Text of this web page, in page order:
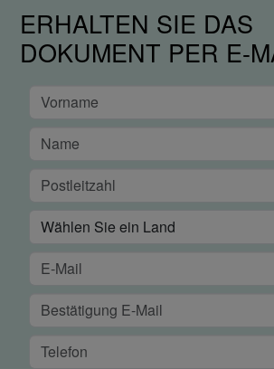
ERHALTEN SIE DAS
DOKUMENT PER E-